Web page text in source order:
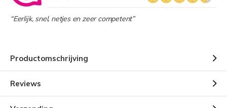
“Eerlijk, snel, netjes en zeer competent”
Productomschrijving
Reviews